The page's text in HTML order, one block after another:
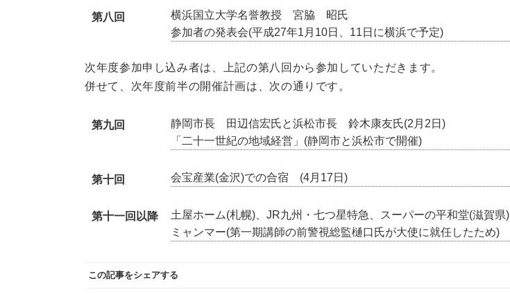
第八回
横浜国立大学名誉教授 宮脇 昭氏
参加者の発表会(平成27年1月10日、11日に横浜で予定)
次年度参加申し込み者は、上記の第八回から参加していただきます。
併せて、次年度前半の開催計画は、次の通りです。
第九回
静岡市長 田辺信宏氏と浜松市長 鈴木康友氏(2月2日)
「二十一世紀の地域経営」(静岡市と浜松市で開催)
第十回 会宝産業(金沢)での合宿 (4月17日)
第十一回以降
土屋ホーム(札幌)、JR九州・七つ星特急、スーパーの平和堂(滋賀県)
ミャンマー(第一期講師の前警視総監樋口氏が大使に就任したため)
この記事をシェアする